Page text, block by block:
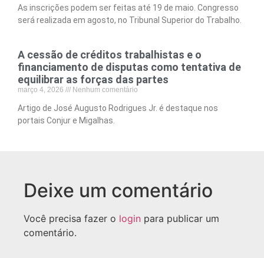
As inscrições podem ser feitas até 19 de maio. Congresso
será realizada em agosto, no Tribunal Superior do Trabalho.
A cessão de créditos trabalhistas e o
financiamento de disputas como tentativa de
equilibrar as forças das partes
março 4, 2026 Nenhum comentário
Artigo de José Augusto Rodrigues Jr. é destaque nos
portais Conjur e Migalhas.
Deixe um comentário
Você precisa fazer o login para publicar um
comentário.